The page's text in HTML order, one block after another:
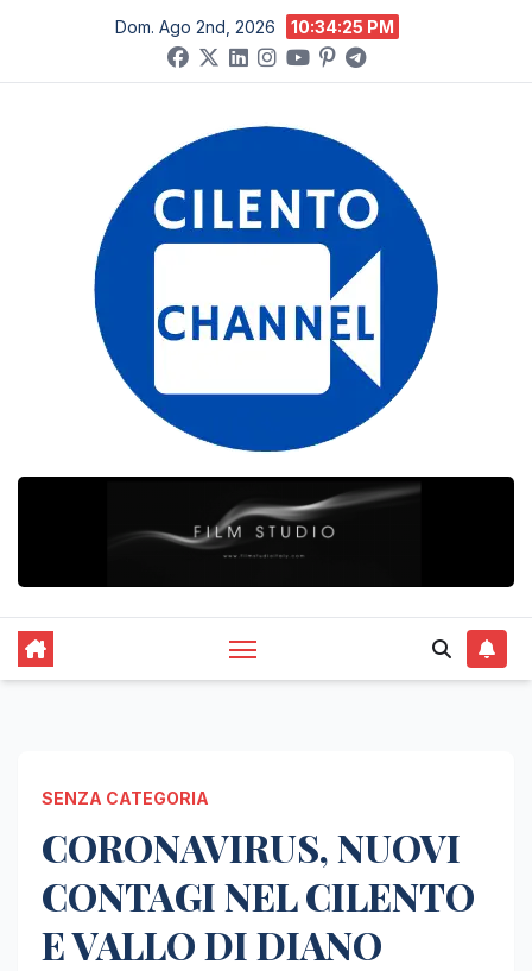
contenuto
Dom. Ago 2nd, 2026 10:34:26 PM
SENZA CATEGORIA
CORONAVIRUS, NUOVI
CONTAGI NEL CILENTO
E VALLO DI DIANO